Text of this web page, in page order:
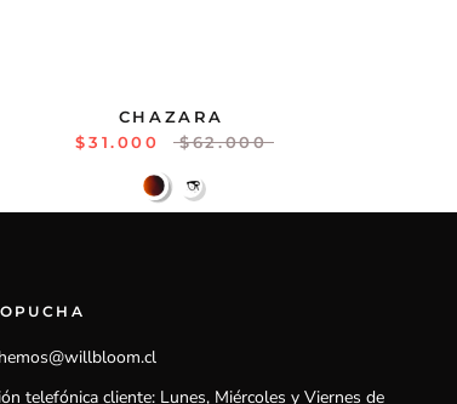
CHAZARA
$31.000
$62.000
telefónica cliente: Lunes, Miércoles y Viernes de